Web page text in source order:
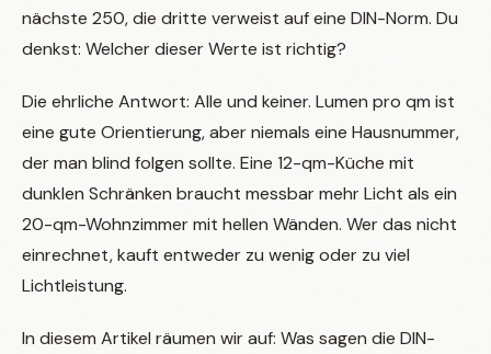
nächste 250, die dritte verweist auf eine DIN-Norm. Du
denkst: Welcher dieser Werte ist richtig?
Die ehrliche Antwort: Alle und keiner. Lumen pro qm ist
eine gute Orientierung, aber niemals eine Hausnummer,
der man blind folgen sollte. Eine 12-qm-Küche mit
dunklen Schränken braucht messbar mehr Licht als ein
20-qm-Wohnzimmer mit hellen Wänden. Wer das nicht
einrechnet, kauft entweder zu wenig oder zu viel
Lichtleistung.
In diesem Artikel räumen wir auf: Was sagen die DIN-